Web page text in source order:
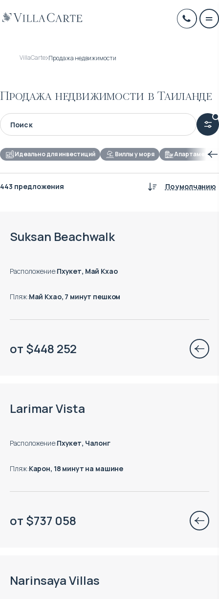
VillaCarte Продажа недвижимости
Продажа недвижимости в Таиланде
Идеально для инвестиций Виллы у моря Апартаменты
443 предложения По умолчанию
Suksan Beachwalk
Расположение:Пхукет, Май Кхао
Пляж:Май Кхао, 7 минут пешком
от $448 252
Larimar Vista
Расположение:Пхукет, Чалонг
Пляж:Карон, 18 минут на машине
от $737 058
Narinsaya Villas